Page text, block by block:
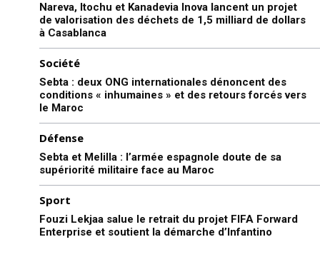
Nareva, Itochu et Kanadevia Inova lancent un projet
de valorisation des déchets de 1,5 milliard de dollars
à Casablanca
Société
Sebta : deux ONG internationales dénoncent des
conditions « inhumaines » et des retours forcés vers
le Maroc
Défense
Sebta et Melilla : l’armée espagnole doute de sa
supériorité militaire face au Maroc
Sport
Fouzi Lekjaa salue le retrait du projet FIFA Forward
Enterprise et soutient la démarche d’Infantino